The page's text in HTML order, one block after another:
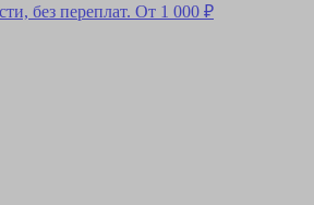
без переплат. От 1 000 ₽